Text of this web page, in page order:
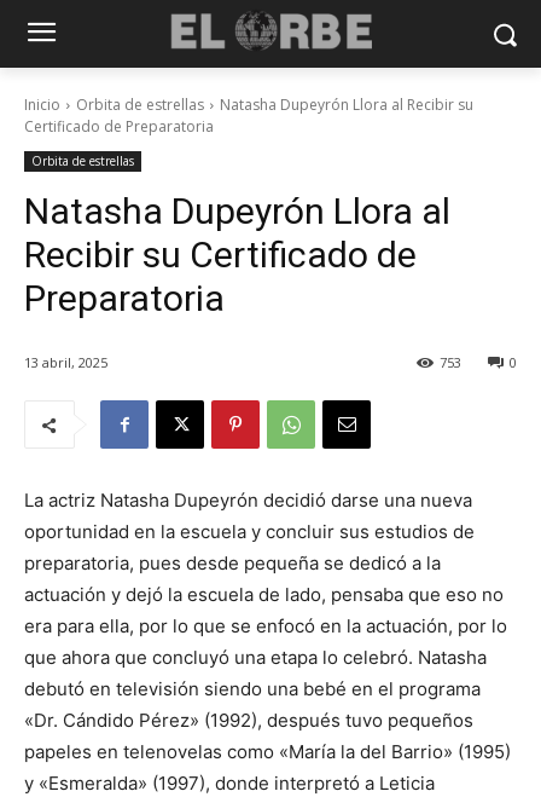
Inicio Orbita de estrellas
Natasha Dupeyrón Llora al Recibir su
Certificado de Preparatoria
Orbita de estrellas
Natasha Dupeyrón Llora al
Recibir su Certificado de
Preparatoria
13 abril, 2025 0
753
La actriz Natasha Dupeyrón decidió darse una nueva
oportunidad en la escuela y concluir sus estudios de
preparatoria, pues desde pequeña se dedicó a la
actuación y dejó la escuela de lado, pensaba que eso no
era para ella, por lo que se enfocó en la actuación, por lo
que ahora que concluyó una etapa lo celebró. Natasha
debutó en televisión siendo una bebé en el programa
«Dr. Cándido Pérez» (1992), después tuvo pequeños
papeles en telenovelas como «María la del Barrio» (1995)
y «Esmeralda» (1997), donde interpretó a Leticia